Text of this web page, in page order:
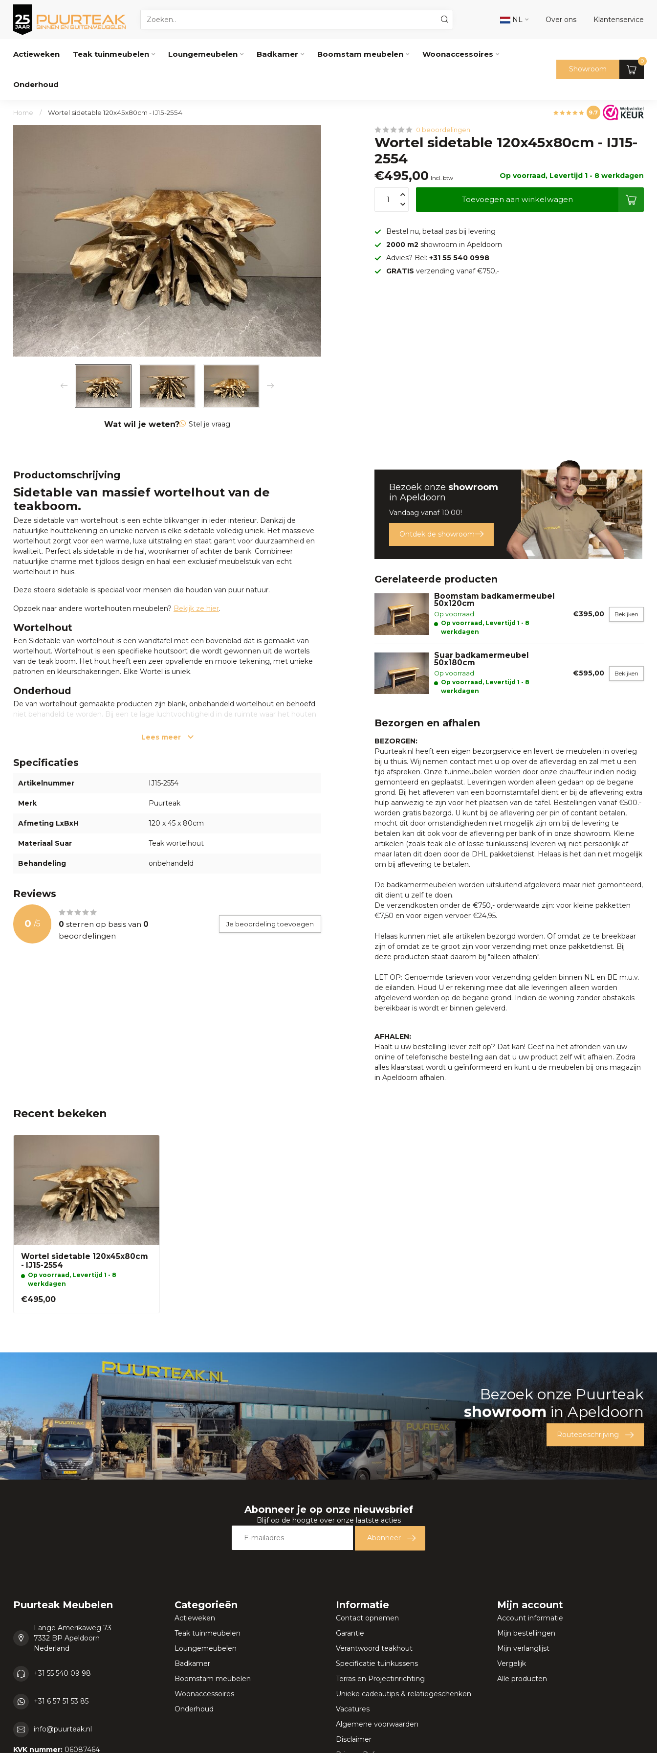
NL Over ons Klantenservice
Actieweken Teak tuinmeubelen Loungemeubelen Badkamer Boomstam meubelen Woonaccessoires
Onderhoud
Showroom
0
Home / Wortel sidetable 120x45x80cm - IJ15-2554 9.7
Wat wil je weten? Stel je vraag
0 beoordelingen
Wortel sidetable 120x45x80cm - IJ15-
2554
€495,00 Incl. btw Op voorraad, Levertijd 1 - 8 werkdagen
Toevoegen aan winkelwagen
Bestel nu, betaal pas bij levering
2000 m2showroom in Apeldoorn
Advies? Bel:+31 55 540 0998
GRATIS verzending vanaf €750,-
Productomschrijving
Sidetable van massief wortelhout van de
teakboom.
Deze sidetable van wortelhout is een echte blikvanger in ieder interieur. Dankzij de
natuurlijke houttekening en unieke nerven is elke sidetable volledig uniek. Het massieve
wortelhout zorgt voor een warme, luxe uitstraling en staat garant voor duurzaamheid en
kwaliteit. Perfect als sidetable in de hal, woonkamer of achter de bank. Combineer
natuurlijke charme met tijdloos design en haal een exclusief meubelstuk van echt
wortelhout in huis.
Deze stoere sidetable is speciaal voor mensen die houden van puur natuur.
Opzoek naar andere wortelhouten meubelen? Bekijk ze hier.
Wortelhout
Een Sidetable van wortelhout is een wandtafel met een bovenblad dat is gemaakt van
wortelhout. Wortelhout is een specifieke houtsoort die wordt gewonnen uit de wortels
van de teak boom. Het hout heeft een zeer opvallende en mooie tekening, met unieke
patronen en kleurschakeringen. Elke Wortel is uniek.
Onderhoud
De van wortelhout gemaakte producten zijn blank, onbehandeld wortelhout en behoefd
niet behandeld te worden. Bij een te lage luchtvochtigheid in de ruimte waar het houten
nadelige gevolgen over de levensduur van het product. Werking van het wortelhout valt
Heeft u vragen of twijfelt u nog? Neem gerust contact op met een van onze
welkom in
in Apeldoorn waar onze specialisten klaar staan om u te
adviseren om uw eigen persoonlijke boomstamtafel uit te zoeken.
Lees meer
Specificaties
Artikelnummer IJ15-2554
Merk Puurteak
Afmeting LxBxH 120 x 45 x 80cm
Materiaal Suar Teak wortelhout
Behandeling onbehandeld
Reviews
0 /5 0 sterren op basis van 0
beoordelingen
Je beoordeling toevoegen
Bezoek onze showroom
in Apeldoorn
Vandaag vanaf 10:00!
Ontdek de showroom
Gerelateerde producten
Boomstam badkamermeubel
50x120cm
Op voorraad
Op voorraad, Levertijd 1 - 8
werkdagen
€395,00 Bekijken
Suar badkamermeubel
50x180cm
Op voorraad
Op voorraad, Levertijd 1 - 8
werkdagen
€595,00 Bekijken
Bezorgen en afhalen
BEZORGEN:
Puurteak.nl heeft een eigen bezorgservice en levert de meubelen in overleg
bij u thuis. Wij nemen contact met u op over de afleverdag en zal met u een
tijd afspreken. Onze tuinmeubelen worden door onze chauffeur indien nodig
gemonteerd en geplaatst. Leveringen worden alleen gedaan op de begane
grond. Bij het afleveren van een boomstamtafel dient er bij de aflevering extra
hulp aanwezig te zijn voor het plaatsen van de tafel. Bestellingen vanaf €500.-
worden gratis bezorgd. U kunt bij de aflevering per pin of contant betalen,
mocht dit door omstandigheden niet mogelijk zijn om bij de levering te
betalen kan dit ook voor de aflevering per bank of in onze showroom. Kleine
artikelen (zoals teak olie of losse tuinkussens) leveren wij niet persoonlijk af
maar laten dit doen door de DHL pakketdienst. Helaas is het dan niet mogelijk
om bij aflevering te betalen.
De badkamermeubelen worden uitsluitend afgeleverd maar niet gemonteerd,
dit dient u zelf te doen.
De verzendkosten onder de €750,- orderwaarde zijn: voor kleine pakketten
€7,50 en voor eigen vervoer €24,95.
Helaas kunnen niet alle artikelen bezorgd worden. Of omdat ze te breekbaar
zijn of omdat ze te groot zijn voor verzending met onze pakketdienst. Bij
deze producten staat daarom bij "alleen afhalen".
LET OP: Genoemde tarieven voor verzending gelden binnen NL en BE m.u.v.
de eilanden. Houd U er rekening mee dat alle leveringen alleen worden
afgeleverd worden op de begane grond. Indien de woning zonder obstakels
bereikbaar is wordt er binnen geleverd.
AFHALEN:
Haalt u uw bestelling liever zelf op? Dat kan! Geef na het afronden van uw
online of telefonische bestelling aan dat u uw product zelf wilt afhalen. Zodra
alles klaarstaat wordt u geïnformeerd en kunt u de meubelen bij ons magazijn
in Apeldoorn afhalen.
Recent bekeken
Wortel sidetable 120x45x80cm
- IJ15-2554
Op voorraad, Levertijd 1 - 8
werkdagen
€495,00
Bezoek onze Puurteak
showroomin Apeldoorn
Routebeschrijving
Abonneer je op onze nieuwsbrief
Blijf op de hoogte over onze laatste acties
Abonneer
Puurteak Meubelen
Lange Amerikaweg 73
7332 BP Apeldoorn
Nederland
+31 55 540 09 98
+31 6 57 51 53 85
info@puurteak.nl
KVK nummer: 06087464
Categorieën
Actieweken
Teak tuinmeubelen
Loungemeubelen
Badkamer
Boomstam meubelen
Woonaccessoires
Onderhoud
Informatie
Contact opnemen
Garantie
Verantwoord teakhout
Specificatie tuinkussens
Terras en Projectinrichting
Unieke cadeautips & relatiegeschenken
Vacatures
Algemene voorwaarden
Disclaimer
Mijn account
Account informatie
Mijn bestellingen
Mijn verlanglijst
Vergelijk
Alle producten